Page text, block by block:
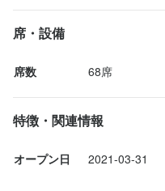
席・設備
席数 68席
特徴・関連情報
オープン日 2021-03-31